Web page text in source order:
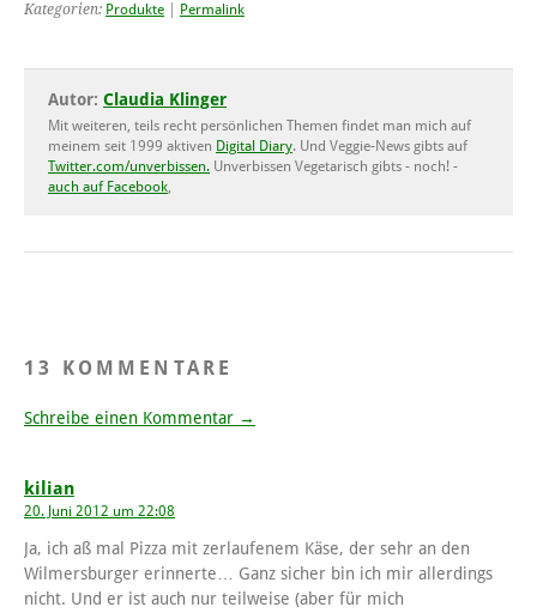
Kategorien: Produkte Permalink
Autor: Claudia Klinger
Mit weiteren, teils recht persönlichen Themen findet man mich auf
meinem seit 1999 aktiven Digital Diary. Und Veggie-News gibts auf
Twitter.com/unverbissen. Unverbissen Vegetarisch gibts - noch! -
auch auf Facebook,
13 KOMMENTARE
Schreibe einen Kommentar →
kilian
20. Juni 2012 um 22:08
Ja, ich aß mal Pizza mit zerlaufenem Käse, der sehr an den
Wilmersburger erinnerte… Ganz sicher bin ich mir allerdings
nicht. Und er ist auch nur teilweise (aber für mich